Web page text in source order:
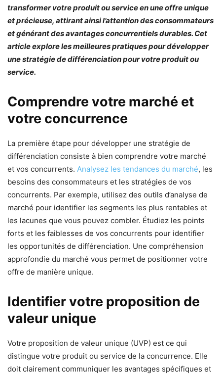
transformer votre produit ou service en une offre unique
et précieuse, attirant ainsi l’attention des consommateurs
et générant des avantages concurrentiels durables. Cet
article explore les meilleures pratiques pour développer
une stratégie de différenciation pour votre produit ou
service.
Comprendre votre marché et
votre concurrence
La première étape pour développer une stratégie de
différenciation consiste à bien comprendre votre marché
et vos concurrents. Analysez les tendances du marché, les
besoins des consommateurs et les stratégies de vos
concurrents. Par exemple, utilisez des outils d’analyse de
marché pour identifier les segments les plus rentables et
les lacunes que vous pouvez combler. Étudiez les points
forts et les faiblesses de vos concurrents pour identifier
les opportunités de différenciation. Une compréhension
approfondie du marché vous permet de positionner votre
offre de manière unique.
Identifier votre proposition de
valeur unique
Votre proposition de valeur unique (UVP) est ce qui
distingue votre produit ou service de la concurrence. Elle
doit clairement communiquer les avantages spécifiques et